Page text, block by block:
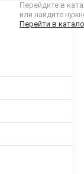
Перейдите в
или найдите
Перейти в